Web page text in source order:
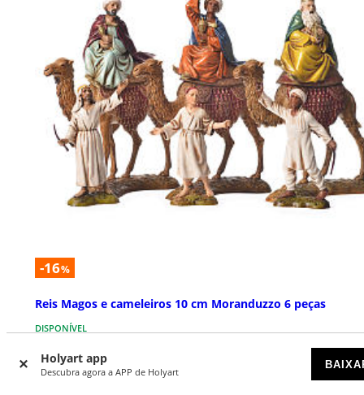
Holyart app
Descubra agora a APP de Holyart
-16%
Reis Magos e cameleiros 10 cm Moranduzzo 6 peças
DISPONÍVEL
€ 60,90 € 72,90